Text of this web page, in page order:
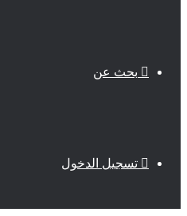
بحث عن
تسجيل الدخول